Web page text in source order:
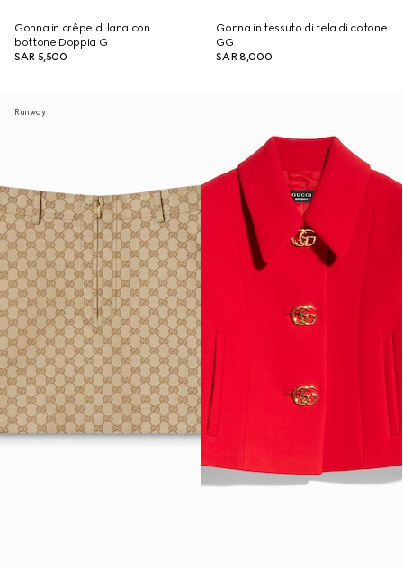
Gonna in crêpe di lana con
bottone Doppia G
SAR 5,500
Gonna in tessuto di tela di cotone
GG
SAR 8,000
Runway